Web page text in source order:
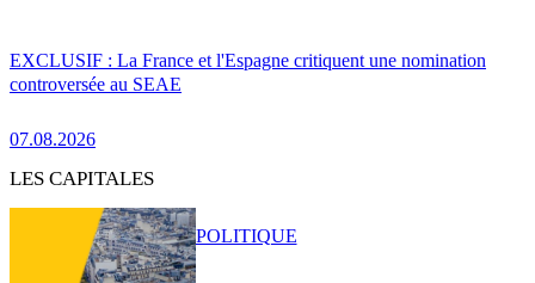
EXCLUSIF : La France et l'Espagne critiquent une nomination
controversée au SEAE
07.08.2026
LES CAPITALES
POLITIQUE